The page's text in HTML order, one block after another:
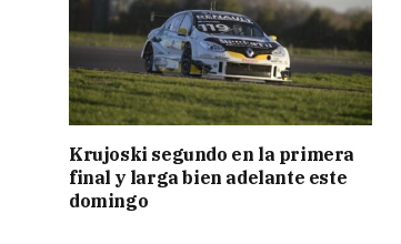
Krujoski segundo en la primera
final y larga bien adelante este
domingo